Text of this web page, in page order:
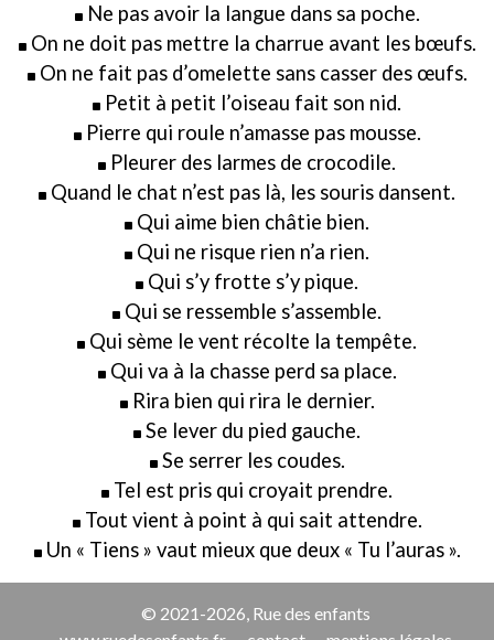
Ne pas avoir la langue dans sa poche.
On ne doit pas mettre la charrue avant les bœufs.
On ne fait pas d’omelette sans casser des œufs.
Petit à petit l’oiseau fait son nid.
Pierre qui roule n’amasse pas mousse.
Pleurer des larmes de crocodile.
Quand le chat n’est pas là, les souris dansent.
Qui aime bien châtie bien.
Qui ne risque rien n’a rien.
Qui s’y frotte s’y pique.
Qui se ressemble s’assemble.
Qui sème le vent récolte la tempête.
Qui va à la chasse perd sa place.
Rira bien qui rira le dernier.
Se lever du pied gauche.
Se serrer les coudes.
Tel est pris qui croyait prendre.
Tout vient à point à qui sait attendre.
Un « Tiens » vaut mieux que deux « Tu l’auras ».
© 2021-2026, Rue des enfants